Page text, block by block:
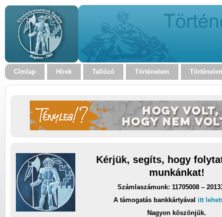
Címlap Hírek Tallózó Történelem
Kérjük, segíts, hogy
munkánkat!
Számlaszámunk: 11705008 –
A támogatás bankkártyával itt
Nagyon köszönjük.